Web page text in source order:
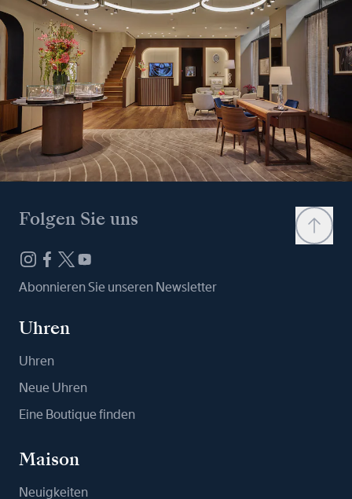
Folgen Sie uns
Abonnieren Sie unseren Newsletter
Uhren
Uhren
Neue Uhren
Eine Boutique finden
Maison
Neuigkeiten